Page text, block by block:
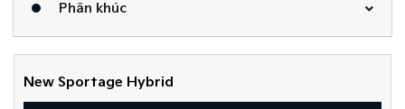
Phân khúc
New Sportage Hybrid